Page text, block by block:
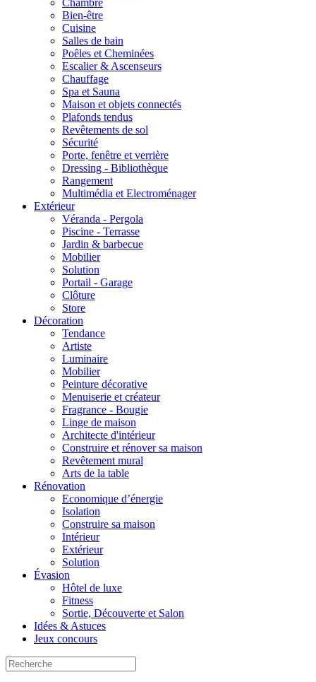
Chambre
Bien-être
Cuisine
Salles de bain
Poêles et Cheminées
Escalier & Ascenseurs
Chauffage
Spa et Sauna
Maison et objets connectés
Plafonds tendus
Revêtements de sol
Sécurité
Porte, fenêtre et verrière
Dressing - Bibliothèque
Rangement
Multimédia et Electroménager
Extérieur
Véranda - Pergola
Piscine - Terrasse
Jardin & barbecue
Mobilier
Solution
Portail - Garage
Clôture
Store
Décoration
Tendance
Artiste
Luminaire
Mobilier
Peinture décorative
Menuiserie et créateur
Fragrance - Bougie
Linge de maison
Architecte d'intérieur
Construire et rénover sa maison
Revêtement mural
Arts de la table
Rénovation
Economique d’énergie
Isolation
Construire sa maison
Intérieur
Extérieur
Solution
Évasion
Hôtel de luxe
Fitness
Sortie, Découverte et Salon
Idées & Astuces
Jeux concours